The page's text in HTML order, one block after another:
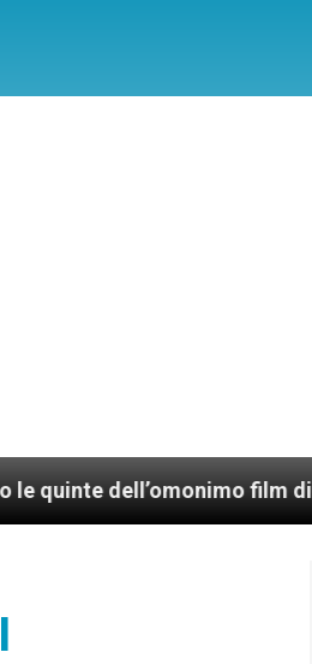
film di Wim Wenders